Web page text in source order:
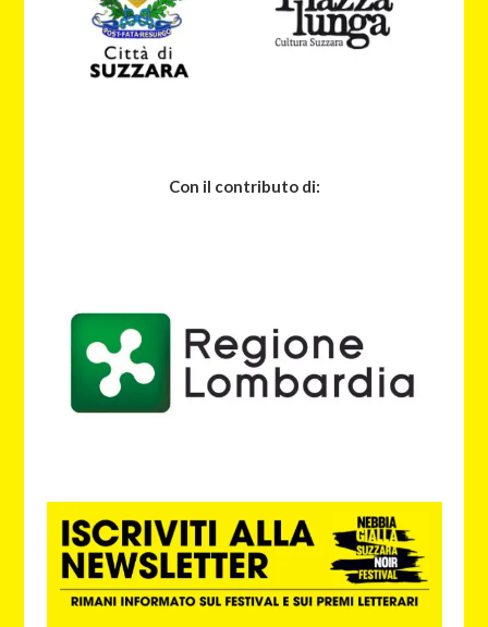
Con il contributo di: